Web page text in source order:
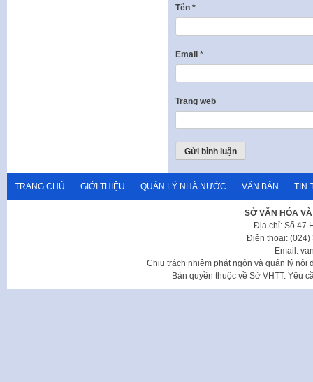
Tên *
Email *
Trang web
TRANG CHỦ GIỚI THIỆU QUẢN LÝ NHÀ NƯỚC VĂN BẢN TIN
SỞ VĂN HÓA
Địa chỉ: Số 47
Điện thoại: (024)
Email:
Chịu trách nhiệm phát ngôn và quản lý nội
Bản quyền thuộc về Sở VHTT. Yêu